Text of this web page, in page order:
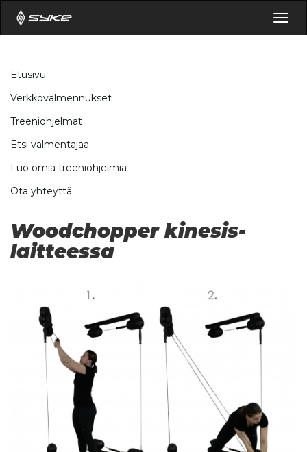
Etusivu
Verkkovalmennukset
Treeniohjelmat
Etsi valmentajaa
Luo omia treeniohjelmia
Ota yhteyttä
Woodchopper kinesis-
laitteessa